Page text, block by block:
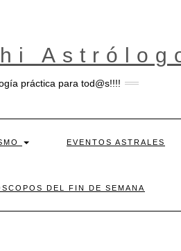
práctica para tod@s!!!!
EVENTOS ASTRALES
DEL FIN DE SEMANA